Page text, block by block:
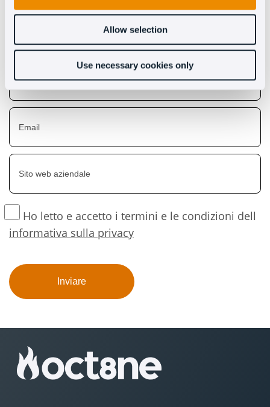
Allow selection
Use necessary cookies only
Ho letto e accetto i termini e le condizioni dell
informativa sulla privacy